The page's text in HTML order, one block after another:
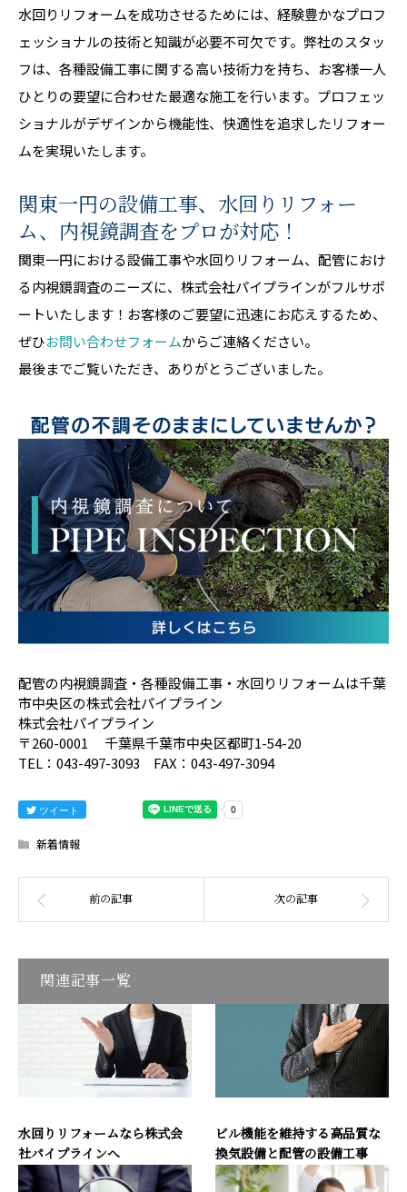
水回りリフォームを成功させるためには、経験豊かなプロフ
ェッショナルの技術と知識が必要不可欠です。弊社のスタッ
フは、各種設備工事に関する高い技術力を持ち、お客様一人
ひとりの要望に合わせた最適な施工を行います。プロフェッ
ショナルがデザインから機能性、快適性を追求したリフォー
ムを実現いたします。
関東一円の設備工事、水回りリフォー
ム、内視鏡調査をプロが対応！
関東一円における設備工事や水回りリフォーム、配管におけ
る内視鏡調査のニーズに、株式会社パイプラインがフルサポ
ートいたします！お客様のご要望に迅速にお応えするため、
ぜひお問い合わせフォームからご連絡ください。
最後までご覧いただき、ありがとうございました。
配管の内視鏡調査・各種設備工事・水回りリフォームは千葉
市中央区の株式会社パイプライン
株式会社パイプライン
〒260-0001 千葉県千葉市中央区都町1-54-20
TEL：043-497-3093 FAX：043-497-3094
ツイート
新着情報
関連記事一覧
水回りリフォームなら株式会
社パイプラインへ
ビル機能を維持する高品質な
換気設備と配管の設備工事